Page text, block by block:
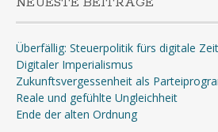
Überfällig: Steuerpolitik fürs digitale
Digitaler Imperialismus
Zukunftsvergessenheit als
Reale und gefühlte Ungleichheit
Ende der alten Ordnung